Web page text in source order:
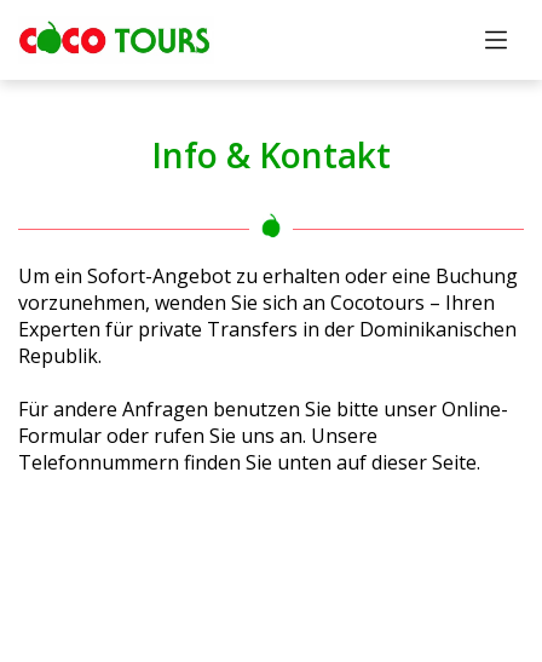
Info & Kontakt
Um ein Sofort-Angebot zu erhalten oder eine Buchung
vorzunehmen, wenden Sie sich an Cocotours – Ihren
Experten für private Transfers in der Dominikanischen
Republik.
Für andere Anfragen benutzen Sie bitte unser Online-
Formular oder rufen Sie uns an. Unsere
Telefonnummern finden Sie unten auf dieser Seite.